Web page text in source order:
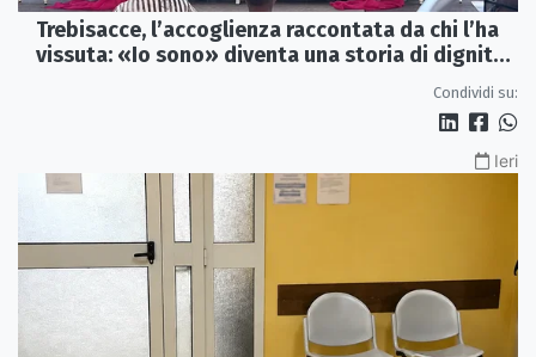
Trebisacce, l’accoglienza raccontata da chi l’ha
vissuta: «Io sono» diventa una storia di dignità
Condividi su:
Ieri